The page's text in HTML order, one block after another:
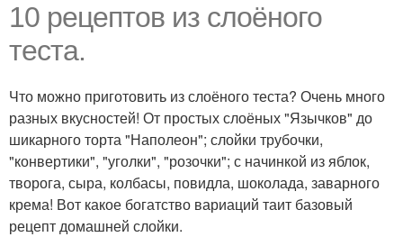
10 рецептов из слоёного
теста.
Что можно приготовить из слоёного теста? Очень много
разных вкусностей! От простых слоёных "Язычков" до
шикарного торта "Наполеон"; слойки трубочки,
"конвертики", "уголки", "розочки"; с начинкой из яблок,
творога, сыра, колбасы, повидла, шоколада, заварного
крема! Вот какое богатство вариаций таит базовый
рецепт домашней слойки.